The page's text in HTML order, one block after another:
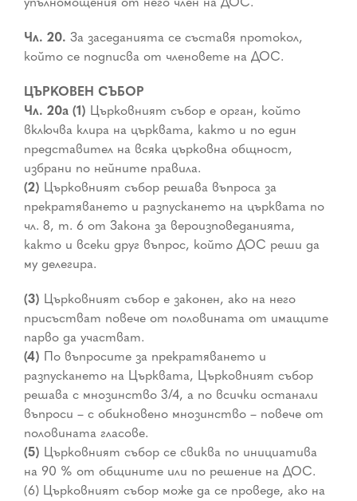
Чл. 20. За заседанията се съставя протокол,
който се подписва от членовете на ДОС.
ЦЪРКОВЕН СЪБОР
Чл. 20а (1) Църковният събор е орган, който
включва клира на църквата, както и по един
представител на всяка църковна общност,
избрани по нейните правила.
(2) Църковният събор решава въпроса за
прекратяването и разпускането на църквата по
чл. 8, т. 6 от Закона за вероизповеданията,
както и всеки друг въпрос, който ДОС реши да
му делегира.
(3) Църковният събор е законен, ако на него
присъстват повече от половината от имащите
парво да участват.
(4) По въпросите за прекратяването и
разпускането на Църквата, Църковният събор
решава с мнозинство 3/4, а по всички останали
въпроси – с обикновено мнозинство – повече от
половината гласове.
(5) Църковният събор се свиква по инициатива
на 90 % от общините или по решение на ДОС.
(6) Църковният събор може да се проведе, ако на